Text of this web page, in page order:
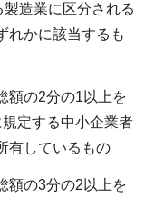
造業に区分される
れかに該当するも
額の2分の1以上を
定する中小企業者
有しているもの
額の3分の2以上を